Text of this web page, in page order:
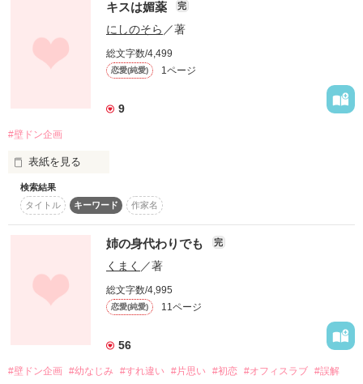
ステータス 全て 完結
長編
作品の長さについて
キスは媚薬 完
にしのそら ／著
総文字数/4,499
恋愛(純愛) 1ページ
9
#壁ドン企画
表紙を見る
キスをする度、唇を指でなぞる彼の癖に
欲情し上気せるのに、彼は涼しい表情で
何一つ変わらない。
「俺のこと好きなの⁈」
あなたはどうなの？
「この唇を他の男に触れさせるつもりな
いから…」
検索結果
タイトル
キーワード 作家名
姉の身代わりでも 完
くまく ／著
総文字数/4,995
恋愛(純愛) 11ページ
56
#壁ドン企画 #幼なじみ #すれ違い #片思い #初恋 #オフィスラブ #誤解